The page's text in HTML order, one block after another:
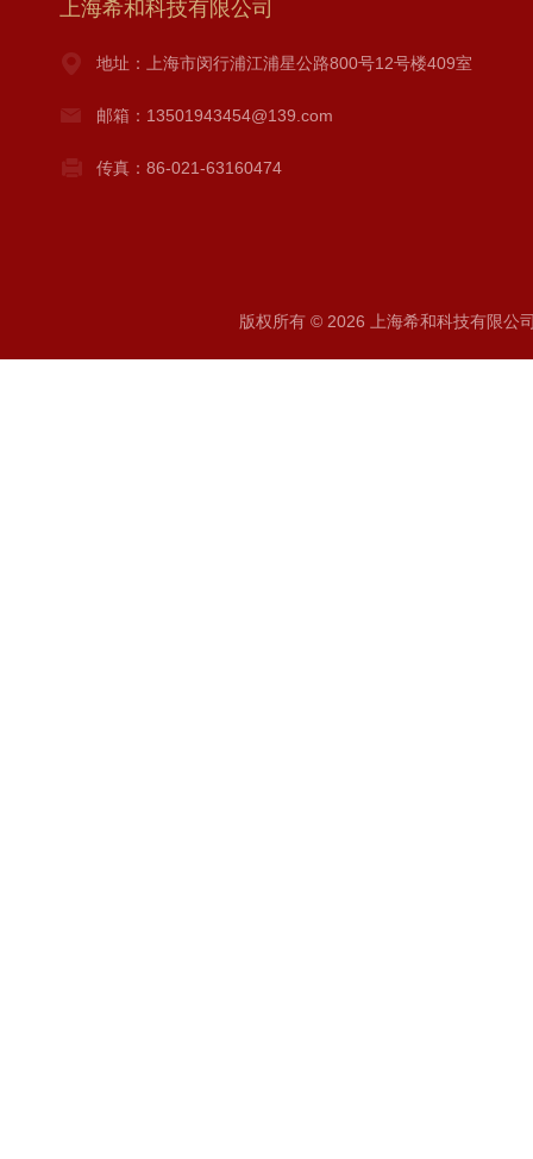
上海希和科技有限公司
地址：上海市闵行浦江浦星公路800号12号楼409室
邮箱：13501943454@139.com
传真：86-021-63160474
版权所有 © 2026 上海希和科技有限公